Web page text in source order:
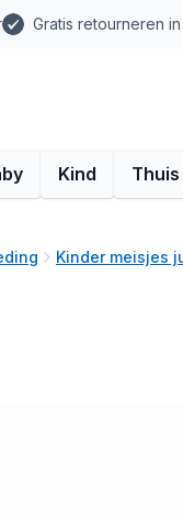
Gratis retourneren
Kind Thuis
Kinder meisjes